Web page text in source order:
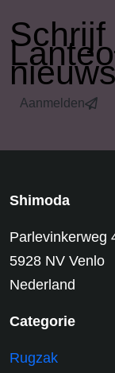
Aanmelden
Shimoda
Parlevinkerweg
5928 NV Venlo
Nederland
Categorie
Rugzak